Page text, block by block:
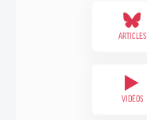
ARTICLES
VIDÉOS